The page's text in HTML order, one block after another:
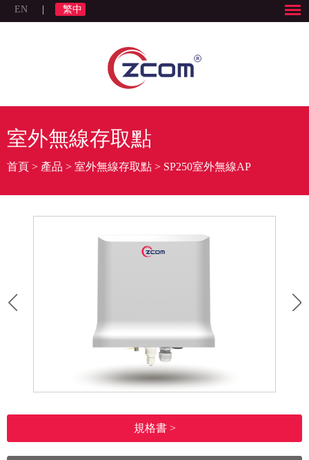
EN 繁中
室外無線存取點
首頁 > 產品 > 室外無線存取點 > SP250室外無線AP
規格書 >